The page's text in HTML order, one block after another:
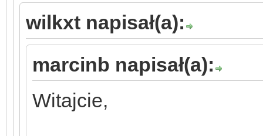
wilkxt napisał(a):
marcinb napisał(a):
Witajcie,